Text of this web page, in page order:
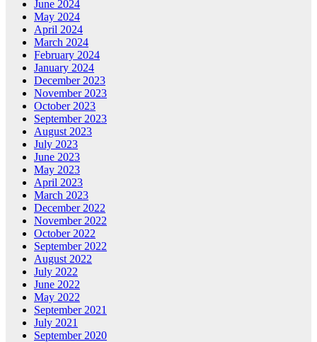
June 2024
May 2024
April 2024
March 2024
February 2024
January 2024
December 2023
November 2023
October 2023
September 2023
August 2023
July 2023
June 2023
May 2023
April 2023
March 2023
December 2022
November 2022
October 2022
September 2022
August 2022
July 2022
June 2022
May 2022
September 2021
July 2021
September 2020